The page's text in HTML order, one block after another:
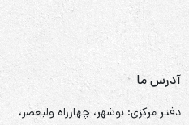
آدرس ما
دفتر مرکزی: بوشهر، چهارراه ولیعصر،